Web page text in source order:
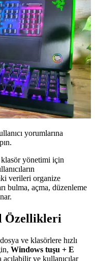
yorumlarına
yönetimi için
verileri organize
bulma, açma, düzenleme
Özellikleri
ve klasörlere hızlı
Windows tuşu + E
ve kullanıcılar